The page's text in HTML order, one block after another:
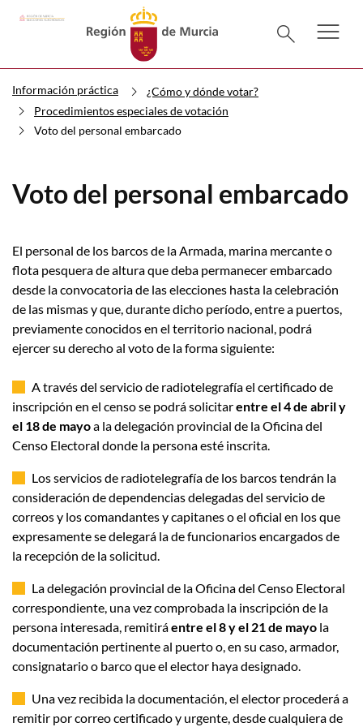
Menú
menu
search
Información práctica
¿Cómo y dónde votar?
Procedimientos especiales de votación
Voto del personal embarcado
Voto del personal embarcado
El personal de los barcos de la Armada, marina mercante o
flota pesquera de altura que deba permanecer embarcado
desde la convocatoria de las elecciones hasta la celebración
de las mismas y que, durante dicho período, entre a puertos,
previamente conocidos en el territorio nacional, podrá
ejercer su derecho al voto de la forma siguiente:
A través del servicio de radiotelegrafía el certificado de
inscripción en el censo se podrá solicitarentre el 4 de abril y
el 18 de mayoa la delegación provincial de la Oficina del
Censo Electoral donde la persona esté inscrita.
Los servicios de radiotelegrafía de los barcos tendrán la
consideración de dependencias delegadas del servicio de
correos y los comandantes y capitanes o el oficial en los que
expresamente se delegará la de funcionarios encargados de
la recepción de la solicitud.
La delegación provincial de la Oficina del Censo Electoral
correspondiente, una vez comprobada la inscripción de la
persona interesada, remitiráentre el 8 y el 21 de mayo la
documentación pertinente al puerto o, en su caso, armador,
consignatario o barco que el elector haya designado.
Una vez recibida la documentación, el elector procederá a
remitir por correo certificado y urgente, desde cualquiera de